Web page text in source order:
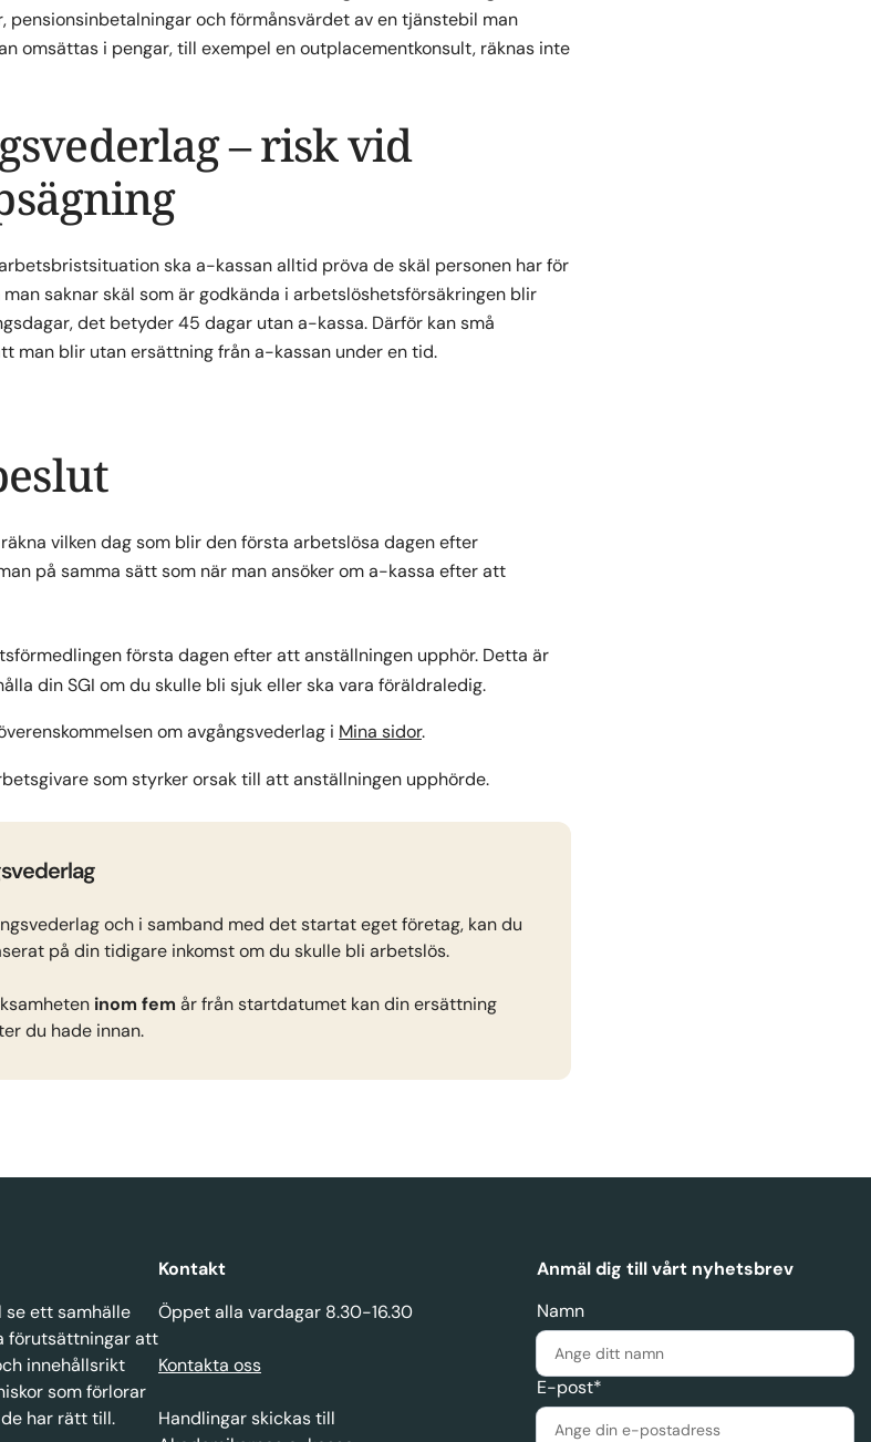
pensionsinbetalningar och förmånsvärdet av en tjänstebil man
omsättas i pengar, till exempel en outplacementkonsult, räknas inte
– risk vid
ska a-kassan alltid pröva de skäl personen har för
saknar skäl som är godkända i arbetslöshetsförsäkringen blir
det betyder 45 dagar utan a-kassa. Därför kan små
man blir utan ersättning från a-kassan under en tid.
vilken dag som blir den första arbetslösa dagen efter
på samma sätt som när man ansöker om a-kassa efter att
första dagen efter att anställningen upphör. Detta är
din SGI om du skulle bli sjuk eller ska vara föräldraledig.
om avgångsvederlag i Mina sidor.
som styrker orsak till att anställningen upphörde.
och i samband med det startat eget företag, kan du
på din tidigare inkomst om du skulle bli arbetslös.
inom fem år från startdatumet kan din ersättning
du hade innan.
se ett samhälle
förutsättningar att
innehållsrikt
som förlorar
har rätt till.
Kontakt
Öppet alla vardagar 8.30-16.30
Kontakta oss
Handlingar skickas till
Anmäl dig till vårt nyhetsbrev
Namn
E-post*